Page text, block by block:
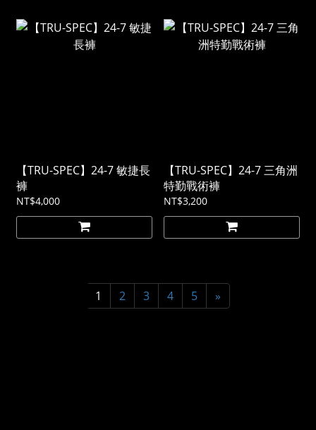
【TRU-SPEC】24-7 敏捷長
褲
NT$4,000
【TRU-SPEC】24-7 三角洲
特勤戰術褲
NT$3,200
1 2 3 4 5 »